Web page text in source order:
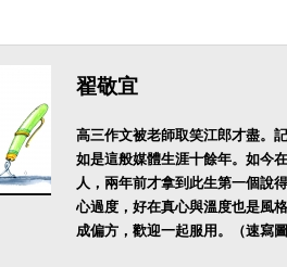
翟敬宜
高三作文被老師取笑江郎才盡。
如是這般媒體生涯十餘年。如今
人，兩年前才拿到此生第一個說
心過度，好在真心與溫度也是風
成偏方，歡迎一起服用。（速寫